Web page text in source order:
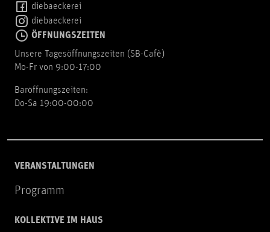
diebaeckerei
diebaeckerei
ÖFFNUNGSZEITEN
Unsere Tagesöffnungszeiten (SB-Cafè)
Mo-Fr von 9:00-17:00
Baröffnungszeiten:
Do-Sa 19:00-00:00
VERANSTALTUNGEN
Programm
KOLLEKTIVE IM HAUS